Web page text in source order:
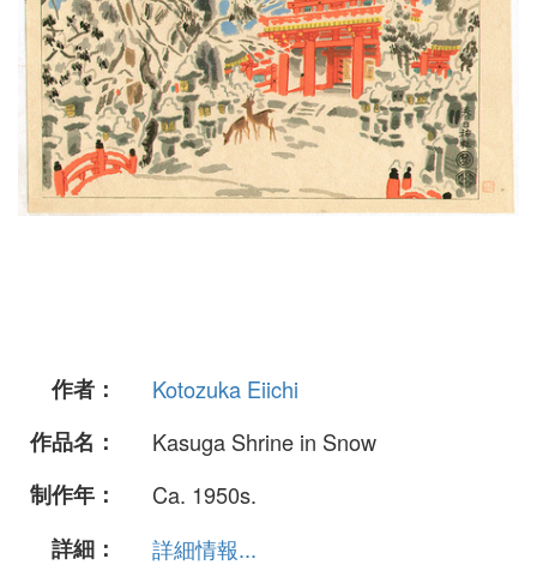
作者：
Kotozuka Eiichi
作品名：
Kasuga Shrine in Snow
制作年：
Ca. 1950s.
詳細：
詳細情報...